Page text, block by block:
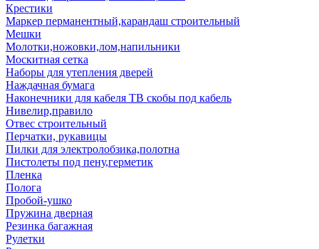
Крестики
Маркер перманентный,карандаш строительный
Мешки
Молотки,ножовки,лом,напильники
Москитная сетка
Наборы для утепления дверей
Наждачная бумага
Наконечники для кабеля ТВ скобы под кабель
Нивелир,правило
Отвес строительный
Перчатки, рукавицы
Пилки для электролобзика,полотна
Пистолеты под пену,герметик
Пленка
Полога
Пробой-ушко
Пружина дверная
Резинка багажная
Рулетки